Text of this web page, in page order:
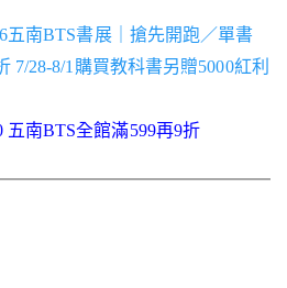
五南BTS書展｜搶先開跑／單書
7/28-8/1購買教科書另贈5000紅利
五南BTS全館滿599再9折